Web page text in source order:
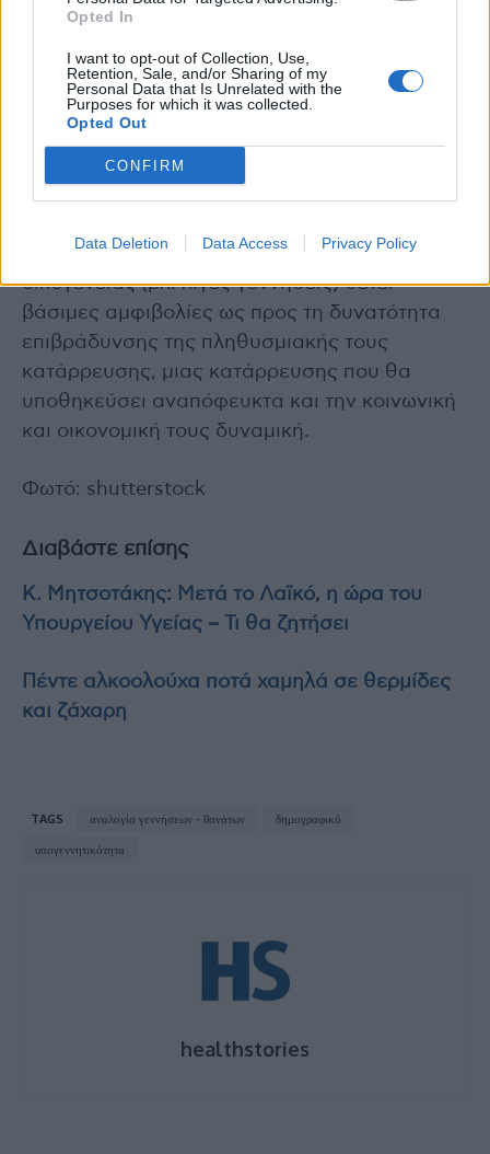
Opted In
I want to opt-out of Collection, Use,
Retention, Sale, and/or Sharing of my
Personal Data that Is Unrelated with the
Purposes for which it was collected.
Opted Out
CONFIRM
Data Deletion Data Access Privacy Policy
περισσότεροι από 3 θάνατοι ανά γέννηση,
η μελλοντική δημογραφική δυναμική των
Ενοτήτων αυτών είναι υποθηκευμένη. Η υπερ-
υπεροχή σε αυτές των θανάτων, αποτέλεσμα
κυρίως των ηλικιακών τους δομών που
αριθμό ατόμων σε ηλικία δημιουργίας
οικογένειας (βλ. λίγες γεννήσεις) θέτει
βάσιμες αμφιβολίες ως προς τη δυνατότητα
επιβράδυνσης της πληθυσμιακής τους
κατάρρευσης, μιας κατάρρευσης που θα
υποθηκεύσει αναπόφευκτα και την κοινωνική
και οικονομική τους δυναμική.
Φωτό: shutterstock
Διαβάστε επίσης
Κ. Μητσοτάκης: Μετά το Λαϊκό, η ώρα του
Υπουργείου Υγείας – Τι θα ζητήσει
Πέντε αλκοολούχα ποτά χαμηλά σε θερμίδες
και ζάχαρη
TAGS αναλογία γεννήσεων - θανάτων
δημογραφικό
υπογεννητικότητα
healthstories